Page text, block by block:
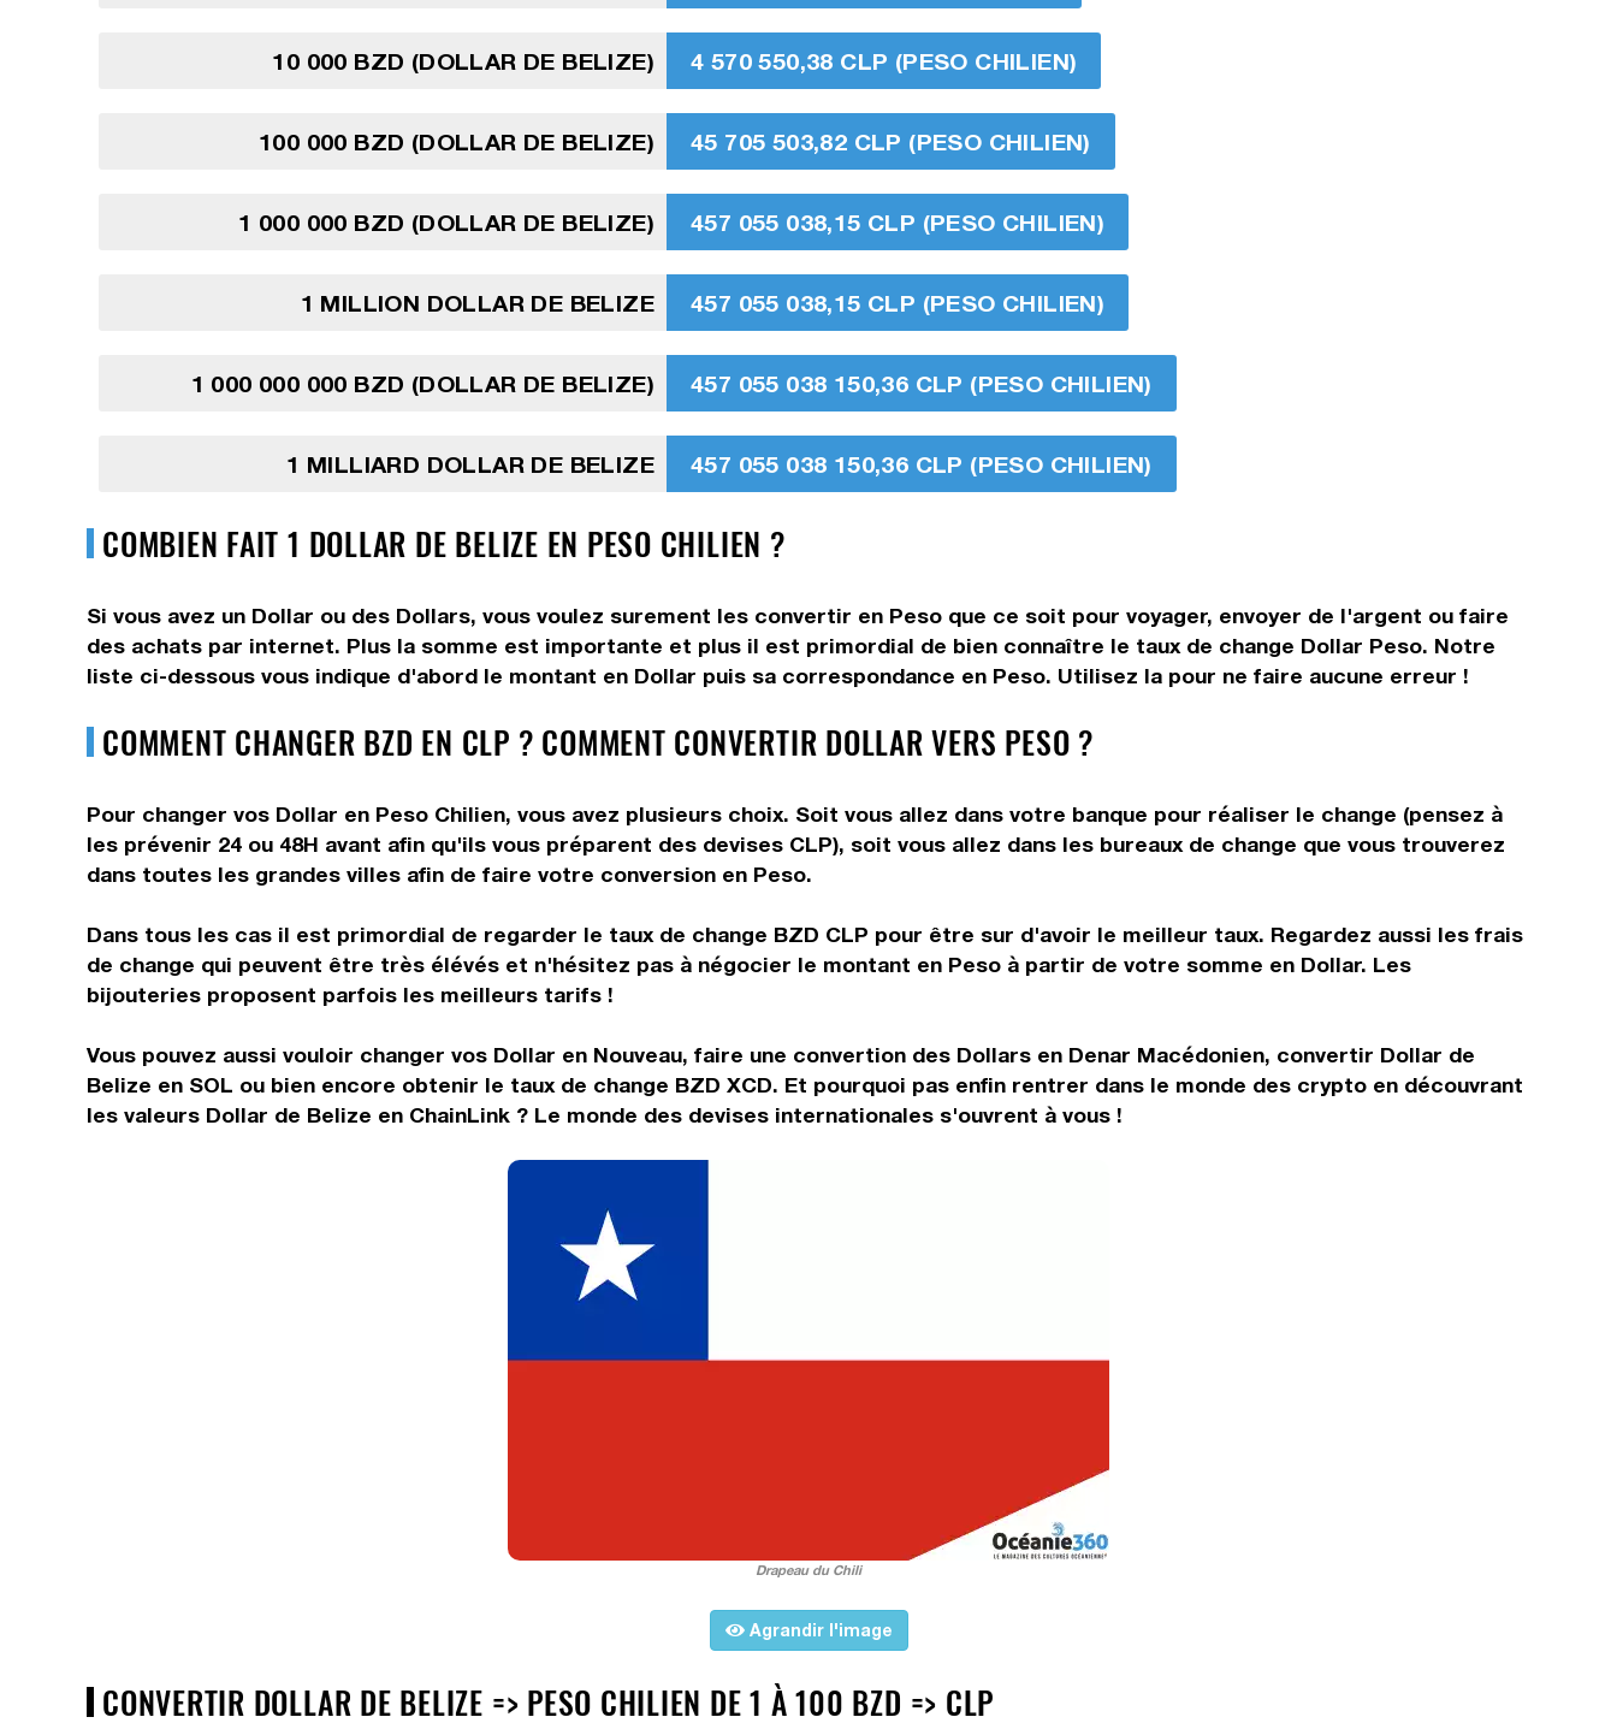
10 000 BZD (DOLLAR DE BELIZE) 4 570 550,38 CLP (PESO CHILIEN)
100 000 BZD (DOLLAR DE BELIZE) 45 705 503,82 CLP (PESO CHILIEN)
1 000 000 BZD (DOLLAR DE BELIZE) 457 055 038,15 CLP (PESO CHILIEN)
1 MILLION DOLLAR DE BELIZE 457 055 038,15 CLP (PESO CHILIEN)
1 000 000 000 BZD (DOLLAR DE BELIZE) 457 055 038 150,36 CLP (PESO CHILIEN)
1 MILLIARD DOLLAR DE BELIZE 457 055 038 150,36 CLP (PESO CHILIEN)
COMBIEN FAIT 1 DOLLAR DE BELIZE EN PESO CHILIEN ?
Si vous avez un Dollar ou des Dollars, vous voulez surement les convertir en Peso que ce soit pour voyager, envoyer de l'argent ou faire
des achats par internet. Plus la somme est importante et plus il est primordial de bien connaître le taux de change Dollar Peso. Notre
liste ci-dessous vous indique d'abord le montant en Dollar puis sa correspondance en Peso. Utilisez la pour ne faire aucune erreur !
COMMENT CHANGER BZD EN CLP ? COMMENT CONVERTIR DOLLAR VERS PESO ?
Pour changer vos Dollar en Peso Chilien, vous avez plusieurs choix. Soit vous allez dans votre banque pour réaliser le change (pensez à
les prévenir 24 ou 48H avant afin qu'ils vous préparent des devises CLP), soit vous allez dans les bureaux de change que vous trouverez
dans toutes les grandes villes afin de faire votre conversion en Peso.
Dans tous les cas il est primordial de regarder le taux de change BZD CLP pour être sur d'avoir le meilleur taux. Regardez aussi les frais
de change qui peuvent être très élévés et n'hésitez pas à négocier le montant en Peso à partir de votre somme en Dollar. Les
bijouteries proposent parfois les meilleurs tarifs !
Vous pouvez aussi vouloir changer vos Dollar en Nouveau, faire une convertion des Dollars en Denar Macédonien, convertir Dollar de
Belize en SOL ou bien encore obtenir le taux de change BZD XCD. Et pourquoi pas enfin rentrer dans le monde des crypto en découvrant
les valeurs Dollar de Belize en ChainLink ? Le monde des devises internationales s'ouvrent à vous !
Drapeau du Chili
Agrandir l'image
CONVERTIR DOLLAR DE BELIZE => PESO CHILIEN DE 1 À 100 BZD => CLP